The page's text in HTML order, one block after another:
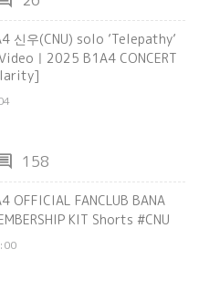
신우(CNU) solo ’Telepathy’
ㅣ2025 B1A4 CONCERT
158
OFFICIAL FANCLUB BANA
KIT Shorts #CNU